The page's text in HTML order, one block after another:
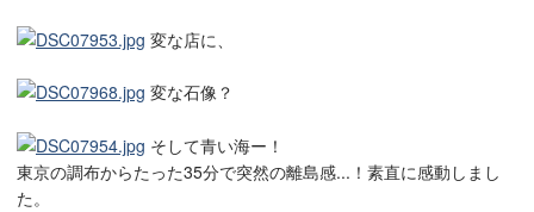
変な店に、
変な石像？
そして青い海ー！
東京の調布からたった35分で突然の離島感...！素直に感動しまし
た。